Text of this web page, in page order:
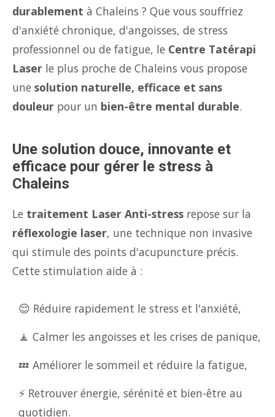
durablement à Chaleins ? Que vous souffriez
d'anxiété chronique, d'angoisses, de stress
professionnel ou de fatigue, le Centre Tatérapi
Laser le plus proche de Chaleins vous propose
une solution naturelle, efficace et sans
douleur pour un bien-être mental durable.
Une solution douce, innovante et
efficace pour gérer le stress à
Chaleins
Le traitement Laser Anti-stress repose sur la
réflexologie laser, une technique non invasive
qui stimule des points d'acupuncture précis.
Cette stimulation aide à :
😌 Réduire rapidement le stress et l'anxiété,
🧘 Calmer les angoisses et les crises de panique,
💤 Améliorer le sommeil et réduire la fatigue,
⚡ Retrouver énergie, sérénité et bien-être au
quotidien.